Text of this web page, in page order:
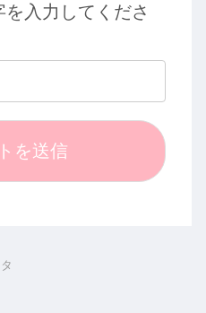
を入力してくださ